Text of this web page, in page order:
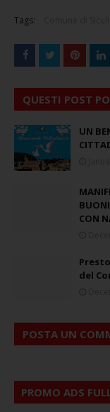
Tags:
QUESTI POST
UN
CON
del
POSTA UN
PROMO ADS